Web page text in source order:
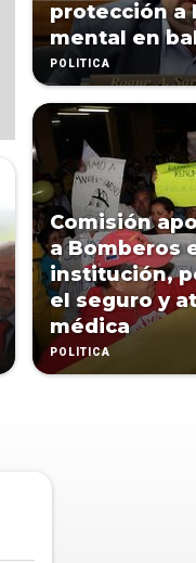
protección a
mental en
POLÍTICA
Comisión
a Bomberos
institución,
el seguro y
médica
POLÍTICA